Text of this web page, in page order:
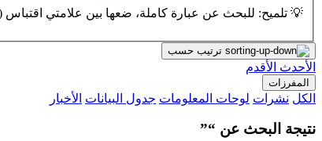
💡 تلميح: للبحث عن عبارة كاملة، ضعها بين علامتي اقتباس
ترتيب حسب
الأحدث الأقدم
المفرزات
الكل نشرات لوحات المعلومات جدول البيانات الأخبار
نتيجة البحث عن “”